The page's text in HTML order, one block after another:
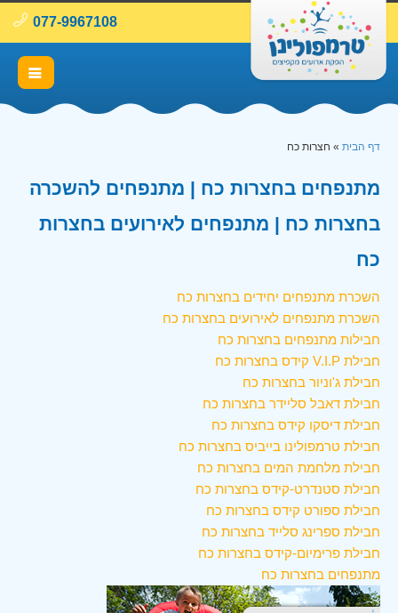
077-9967108
דף הבית » חצרות כח
מתנפחים בחצרות כח | מתנפחים להשכרה
בחצרות כח | מתנפחים לאירועים בחצרות
כח
השכרת מתנפחים יחידים בחצרות כח
השכרת מתנפחים לאירועים בחצרות כח
חבילות מתנפחים בחצרות כח
חבילת V.I.P קידס בחצרות כח
חבילת ג'וניור בחצרות כח
חבילת דאבל סליידר בחצרות כח
חבילת דיסקו קידס בחצרות כח
חבילת טרמפולינו בייביס בחצרות כח
חבילת מלחמת המים בחצרות כח
חבילת סטנדרט-קידס בחצרות כח
חבילת ספורט קידס בחצרות כח
חבילת ספרינג סלייד בחצרות כח
חבילת פרימיום-קידס בחצרות כח
מתנפחים בחצרות כח